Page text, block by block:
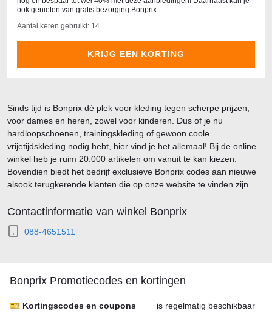
ook genieten van gratis bezorging Bonprix
Aantal keren gebruikt: 14
KRIJG EEN KORTING
Bonprix Promotiecodes en kortingen
🎫 Kortingscodes en coupons is regelmatig beschikbaar
Sinds tijd is Bonprix dé plek voor kleding tegen scherpe prijzen,
voor dames en heren, zowel voor kinderen. Dus of je nu
hardloopschoenen, trainingskleding of gewoon coole
vrijetijdskleding nodig hebt, hier vind je het allemaal! Bij de online
winkel heb je ruim 20.000 artikelen om vanuit te kan kiezen.
Bovendien biedt het bedrijf exclusieve Bonprix codes aan nieuwe
alsook terugkerende klanten die op onze website te vinden zijn.
Contactinformatie van winkel Bonprix
088-4651511